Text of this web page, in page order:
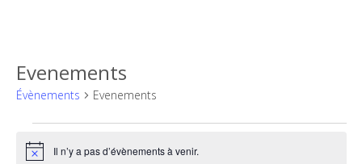
Evenements
Évènements Evenements
Évènements
Notice Il n’y a pas d’évènements à venir.